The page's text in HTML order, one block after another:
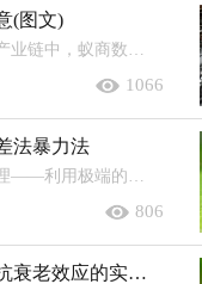
(图文)
从国外走私蚂蚁的产业链中，蚁商数量并不多，更多的是数千消费宠物蚂蚁的群体。下文就揭秘了蚂蚁生意的暴利内幕。从国外走私蚂蚁的产...
1066
法暴力法
806
蚂蚁免疫功能及抗衰老效应的实验研究